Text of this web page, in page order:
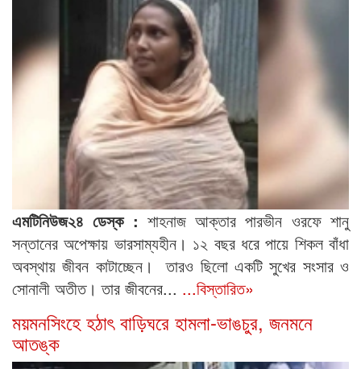
এমটিনিউজ২৪ ডেস্ক : শাহনাজ আক্তার পারভীন ওরফে শানু
সন্তানের অপেক্ষায় ভারসাম্যহীন। ১২ বছর ধরে পায়ে শিকল বাঁধা
অবস্থায় জীবন কাটাচ্ছেন। তারও ছিলো একটি সুখের সংসার ও
সোনালী অতীত। তার জীবনের... ...বিস্তারিত»
ময়মনসিংহে হঠাৎ বাড়িঘরে হামলা-ভাঙচুর, জনমনে
আতঙ্ক